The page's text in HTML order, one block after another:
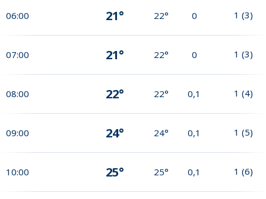
06:00 21° 22° 0 1 (3)
07:00 21° 22° 0 1 (3)
08:00 22° 22° 0,1 1 (4)
09:00 24° 24° 0,1 1 (5)
10:00 25° 25° 0,1 1 (6)